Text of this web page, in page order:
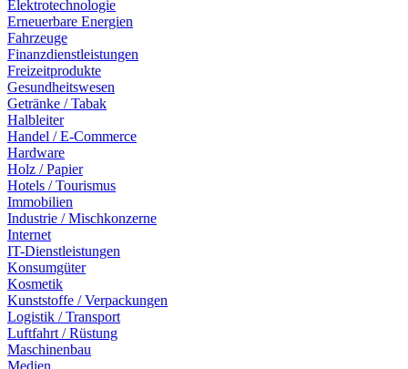
Elektrotechnologie
Erneuerbare Energien
Fahrzeuge
Finanzdienstleistungen
Freizeitprodukte
Gesundheitswesen
Getränke / Tabak
Halbleiter
Handel / E-Commerce
Hardware
Holz / Papier
Hotels / Tourismus
Immobilien
Industrie / Mischkonzerne
Internet
IT-Dienstleistungen
Konsumgüter
Kosmetik
Kunststoffe / Verpackungen
Logistik / Transport
Luftfahrt / Rüstung
Maschinenbau
Medien